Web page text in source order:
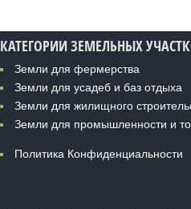
КАТЕГОРИИ ЗЕМЕЛЬНЫХ
Земли для фермерства
Земли для усадеб и баз отдыха
Земли для жилищного
Земли для промышленности и
Политика Конфиденциальности